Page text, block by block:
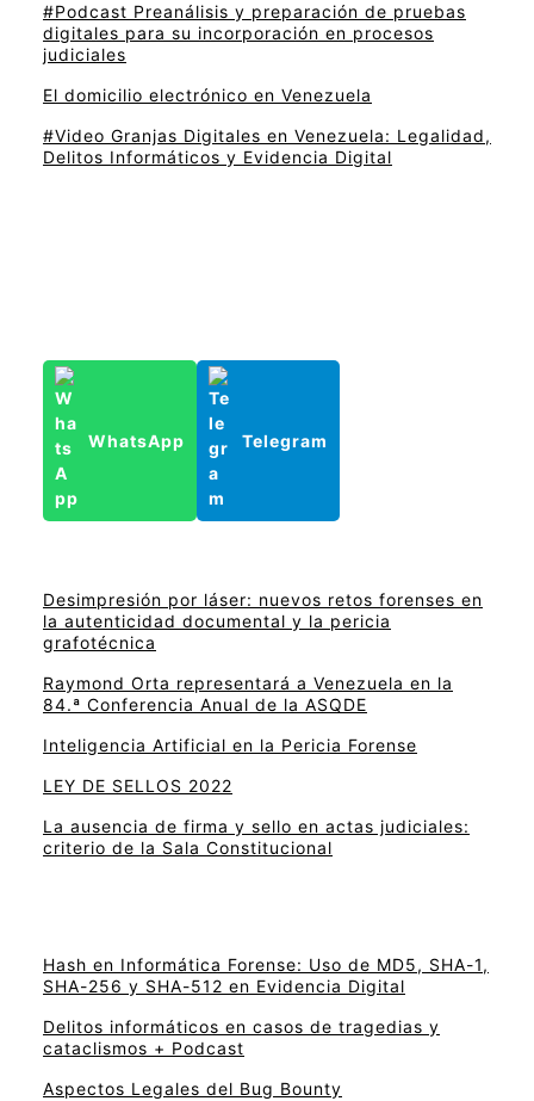
#Podcast Preanálisis y preparación de pruebas
digitales para su incorporación en procesos
judiciales
El domicilio electrónico en Venezuela
#Video Granjas Digitales en Venezuela: Legalidad,
Delitos Informáticos y Evidencia Digital
WhatsApp Telegram
Desimpresión por láser: nuevos retos forenses en
la autenticidad documental y la pericia
grafotécnica
Raymond Orta representará a Venezuela en la
84.ª Conferencia Anual de la ASQDE
Inteligencia Artificial en la Pericia Forense
LEY DE SELLOS 2022
La ausencia de firma y sello en actas judiciales:
criterio de la Sala Constitucional
Hash en Informática Forense: Uso de MD5, SHA-1,
SHA-256 y SHA-512 en Evidencia Digital
Delitos informáticos en casos de tragedias y
cataclismos + Podcast
Aspectos Legales del Bug Bounty